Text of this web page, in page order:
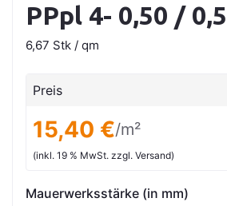
PPpl 4- 0,50 /
6,67 Stk / qm
Preis
15,40 €/m²
(inkl. 19 % MwSt. zzgl. Versand)
Mauerwerksstärke (in mm)